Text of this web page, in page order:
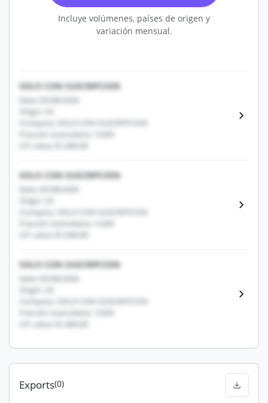
Incluye volúmenes, países de origen y
variación mensual.
SOLO CON SUSCRIPCION
Date: 05/08/2026
Origin: US
Company: SOLO CON SUSCRIPCION
Fracción arancelaria: 12345
CIF value: $1,000.00
SOLO CON SUSCRIPCION
Date: 05/08/2026
Origin: US
Company: SOLO CON SUSCRIPCION
Fracción arancelaria: 12345
CIF value: $1,000.00
SOLO CON SUSCRIPCION
Date: 05/08/2026
Origin: US
Company: SOLO CON SUSCRIPCION
Fracción arancelaria: 12345
CIF value: $1,000.00
Exports(0)